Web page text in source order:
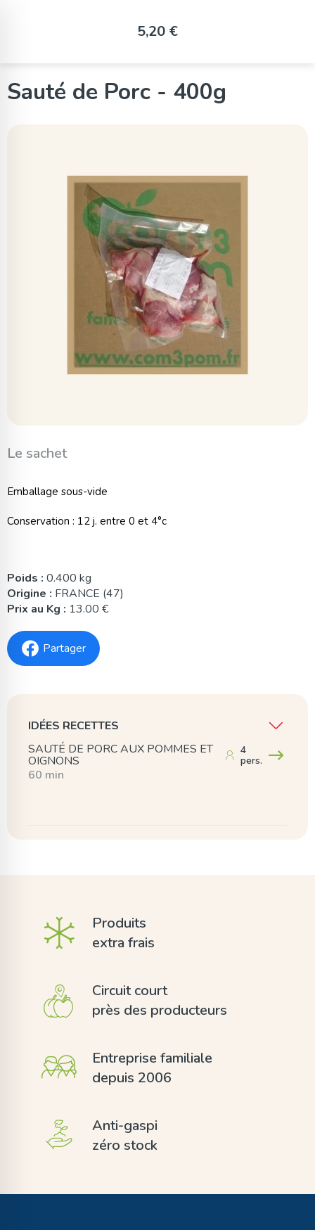
Sauté de Porc - 400g
Le sachet
5,20 €
Emballage sous-vide
Conservation : 12 j. entre 0 et 4°c
Poids : 0.400 kg
Origine : FRANCE (47)
Prix au Kg : 13.00 €
Partager
IDÉES RECETTES
SAUTÉ DE PORC AUX POMMES ET
OIGNONS
4
pers.
60 min
Produits
extra frais
Circuit court
près des producteurs
Entreprise familiale
depuis 2006
Anti-gaspi
zéro stock